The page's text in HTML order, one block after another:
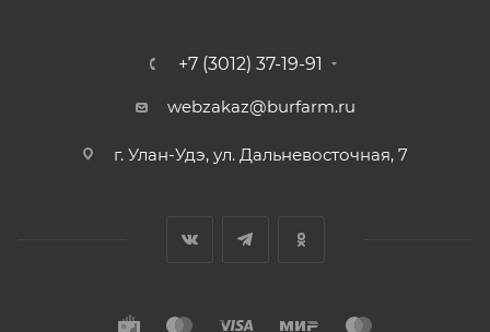
+7 (3012) 37-19-91
webzakaz@burfarm.ru
г. Улан-Удэ, ул. Дальневосточная, 7